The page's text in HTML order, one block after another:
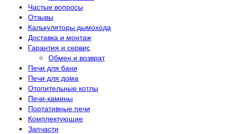
Частые вопросы
Отзывы
Калькуляторы дымохода
Доставка и монтаж
Гарантия и сервис
Обмен и возврат
Печи для бани
Печи для дома
Отопительные котлы
Печи-камины
Портативные печи
Комплектующие
Запчасти